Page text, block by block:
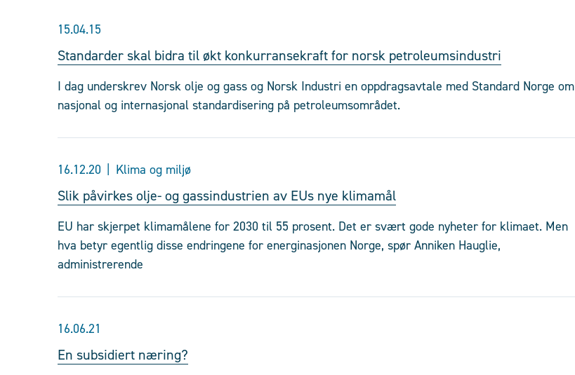
15.04.15
Standarder skal bidra til økt konkurransekraft for norsk petroleumsindustri
I dag underskrev Norsk olje og gass og Norsk Industri en oppdragsavtale med Standard Norge om
nasjonal og internasjonal standardisering på petroleumsområdet.
16.12.20 Klima og miljø
Slik påvirkes olje- og gassindustrien av EUs nye klimamål
EU har skjerpet klimamålene for 2030 til 55 prosent. Det er svært gode nyheter for klimaet. Men
hva betyr egentlig disse endringene for energinasjonen Norge, spør Anniken Hauglie,
administrerende
16.06.21
En subsidiert næring?